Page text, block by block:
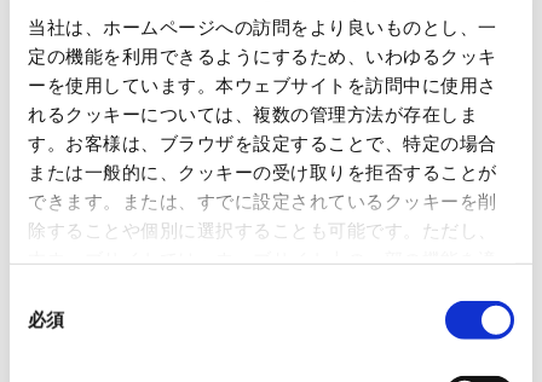
当社は、ホームページへの訪問をより良いものとし、一
定の機能を利用できるようにするため、いわゆるクッキ
ーを使用しています。本ウェブサイトを訪問中に使用さ
れるクッキーについては、複数の管理方法が存在しま
す。お客様は、ブラウザを設定することで、特定の場合
または一般的に、クッキーの受け取りを拒否することが
できます。または、すでに設定されているクッキーを削
除することや個別に選択することも可能です。ただし、
いるので、ご注意ください。これらのクッキーが受け入
れられない場合、本ウェブサイトの機能が制限される場
必須